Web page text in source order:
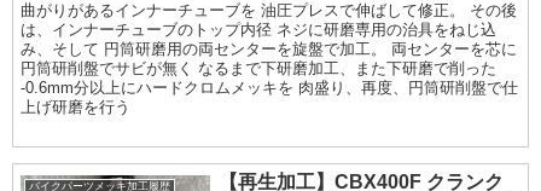
曲がりがあるインナーチューブを 油圧プレスで伸ばして修正。 その後
は、インナーチューブのトップ内径 ネジに研磨専用の治具をねじ込
み、そして 円筒研磨用の両センターを旋盤で加工。 両センターを芯に
円筒研削盤でサビが無く なるまで下研磨加工、また下研磨で削った
-0.6mm分以上にハードクロムメッキを 肉盛り、再度、円筒研削盤で仕
上げ研磨を行う
バイクパーツメッキ加工履歴
【再生加工】CBX400F クランク